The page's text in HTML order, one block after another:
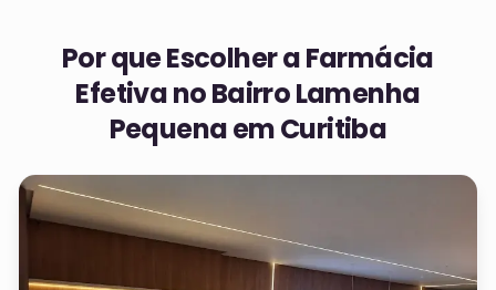
Por que Escolher a Farmácia
Efetiva noBairro Lamenha
Pequena em Curitiba